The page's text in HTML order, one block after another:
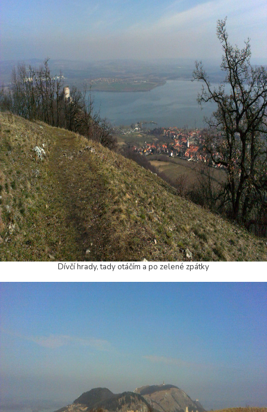
Dívčí hrady, tady otáčím a po zelené zpátky